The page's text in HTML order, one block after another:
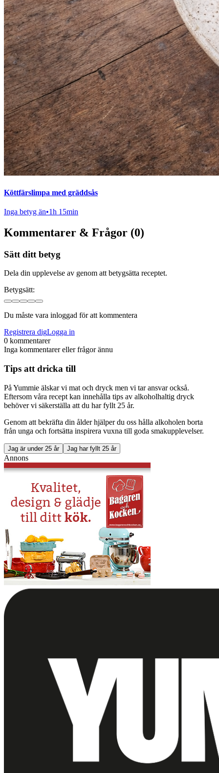
Köttfärslimpa med gräddsås
Inga betyg än•1h 15min
Kommentarer & Frågor (0)
Sätt ditt betyg
Dela din upplevelse av genom att betygsätta receptet.
Betygsätt:
Du måste vara inloggad för att kommentera
Registrera digLogga in
0 kommentarer
Inga kommentarer eller frågor ännu
Tips att dricka till
På Yummie älskar vi mat och dryck men vi tar ansvar också.
Eftersom våra recept kan innehålla tips av alkoholhaltig dryck
behöver vi säkerställa att du har fyllt 25 år.
Genom att bekräfta din ålder hjälper du oss hålla alkoholen borta
från unga och fortsätta inspirera vuxna till goda smakupplevelser.
Jag är under 25 år Jag har fyllt 25 år
Annons